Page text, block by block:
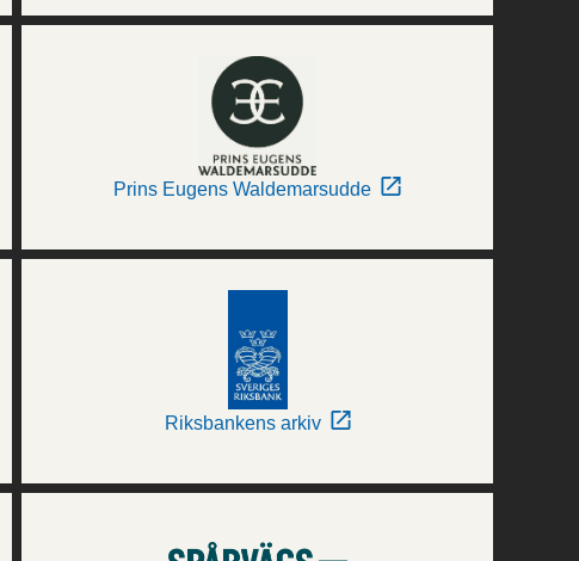
Prins Eugens Waldemarsudde
Riksbankens arkiv